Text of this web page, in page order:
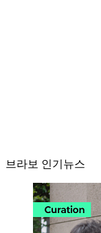
브라보 인기뉴스